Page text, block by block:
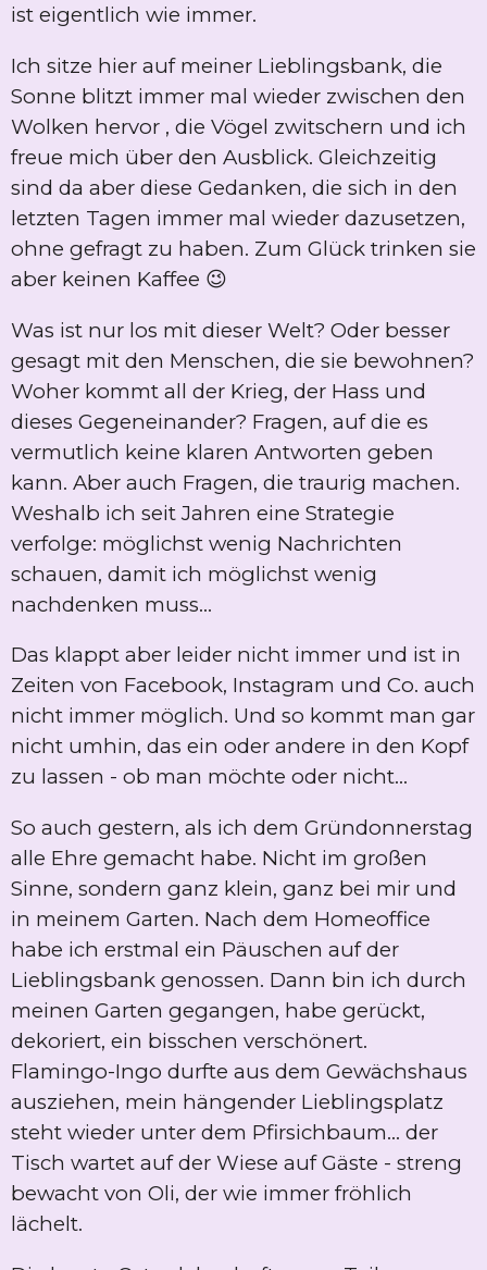
ist eigentlich wie immer.
Ich sitze hier auf meiner Lieblingsbank, die
Sonne blitzt immer mal wieder zwischen den
Wolken hervor , die Vögel zwitschern und ich
freue mich über den Ausblick. Gleichzeitig
sind da aber diese Gedanken, die sich in den
letzten Tagen immer mal wieder dazusetzen,
ohne gefragt zu haben. Zum Glück trinken sie
aber keinen Kaffee 😉
Was ist nur los mit dieser Welt? Oder besser
gesagt mit den Menschen, die sie bewohnen?
Woher kommt all der Krieg, der Hass und
dieses Gegeneinander? Fragen, auf die es
vermutlich keine klaren Antworten geben
kann. Aber auch Fragen, die traurig machen.
Weshalb ich seit Jahren eine Strategie
verfolge: möglichst wenig Nachrichten
schauen, damit ich möglichst wenig
nachdenken muss...
Das klappt aber leider nicht immer und ist in
Zeiten von Facebook, Instagram und Co. auch
nicht immer möglich. Und so kommt man gar
nicht umhin, das ein oder andere in den Kopf
zu lassen - ob man möchte oder nicht...
So auch gestern, als ich dem Gründonnerstag
alle Ehre gemacht habe. Nicht im großen
Sinne, sondern ganz klein, ganz bei mir und
in meinem Garten. Nach dem Homeoffice
habe ich erstmal ein Päuschen auf der
Lieblingsbank genossen. Dann bin ich durch
meinen Garten gegangen, habe gerückt,
dekoriert, ein bisschen verschönert.
Flamingo-Ingo durfte aus dem Gewächshaus
ausziehen, mein hängender Lieblingsplatz
steht wieder unter dem Pfirsichbaum... der
Tisch wartet auf der Wiese auf Gäste - streng
bewacht von Oli, der wie immer fröhlich
lächelt.